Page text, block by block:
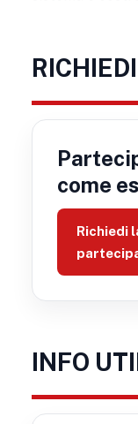
come
Richiedi
INFO